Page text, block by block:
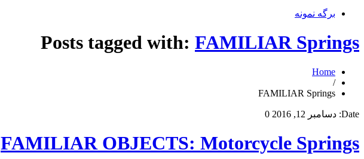
برگه نمونه
Posts tagged with: FAMILIAR Springs
Home
/
FAMILIAR Springs
Date: دسامبر 12, 2016 0
FAMILIAR OBJECTS: Motorcycle Springs